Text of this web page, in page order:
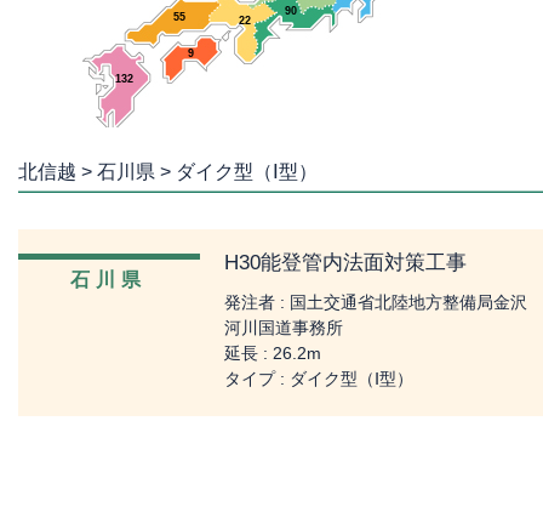
90
22
55
9
132
北信越 > 石川県 > ダイク型（Ⅰ型）
石川県
H30能登管内法面対策工事
発注者 : 国土交通省北陸地方整備局金沢
河川国道事務所
延長 : 26.2m
タイプ : ダイク型（Ⅰ型）